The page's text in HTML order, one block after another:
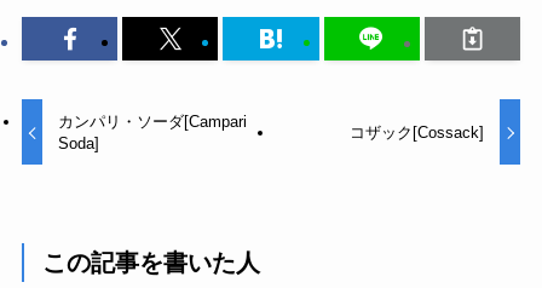
カンパリ・ソーダ[Campari
Soda]
コザック[Cossack]
この記事を書いた人